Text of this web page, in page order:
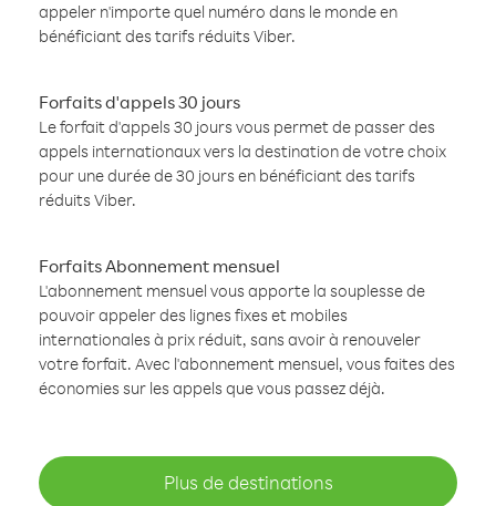
appeler n'importe quel numéro dans le monde en
bénéficiant des tarifs réduits Viber.
Forfaits d'appels 30 jours
Le forfait d'appels 30 jours vous permet de passer des
appels internationaux vers la destination de votre choix
pour une durée de 30 jours en bénéficiant des tarifs
réduits Viber.
Forfaits Abonnement mensuel
L'abonnement mensuel vous apporte la souplesse de
pouvoir appeler des lignes fixes et mobiles
internationales à prix réduit, sans avoir à renouveler
votre forfait. Avec l'abonnement mensuel, vous faites des
économies sur les appels que vous passez déjà.
Plus de destinations